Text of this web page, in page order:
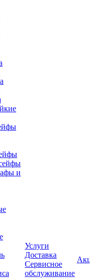
и
Услуги
Доставка
Сервисное
обслуживание